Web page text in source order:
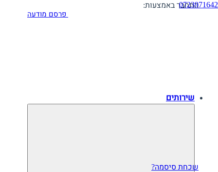
0723971642התחבר באמצעות:
שכחת סיסמה?
פרסם מודעה
שירותים